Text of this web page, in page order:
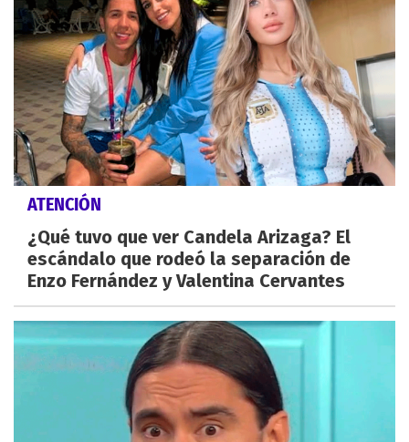
ATENCIÓN
¿Qué tuvo que ver Candela Arizaga? El
escándalo que rodeó la separación de
Enzo Fernández y Valentina Cervantes